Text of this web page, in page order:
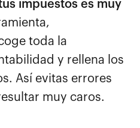
impuestos es muy
toda la
y rellena los
Así evitas errores
muy caros.